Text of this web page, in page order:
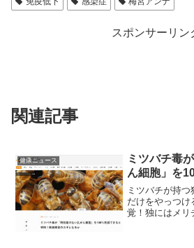
スポンサーリン
関連記事
健康ニュース
ミツバチ毒
ん細胞」を
ミツバチが持
だけをやっつけ
覚！独にはメリ
きをブロック